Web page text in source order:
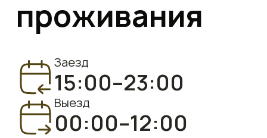
проживания
Заезд
15:00–23:00
Выезд
00:00–12:00